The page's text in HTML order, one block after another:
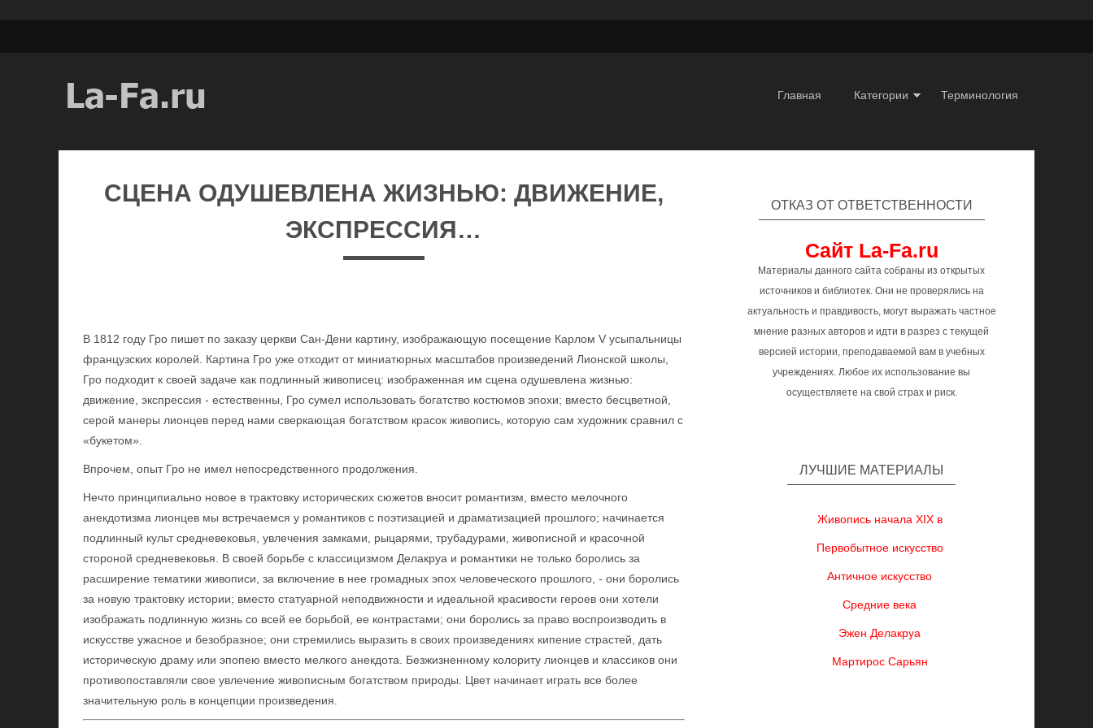
Главная Категории Терминология
СЦЕНА ОДУШЕВЛЕНА ЖИЗНЬЮ: ДВИЖЕНИЕ,
ЭКСПРЕССИЯ…
В 1812 году Гро пишет по заказу церкви Сан-Дени картину, изображающую посещение Карлом V усыпальницы
французских королей. Картина Гро уже отходит от миниатюрных масштабов произведений Лионской школы,
Гро подходит к своей задаче как подлинный живописец: изображенная им сцена одушевлена жизнью:
движение, экспрессия - естественны, Гро сумел использовать богатство костюмов эпохи; вместо бесцветной,
серой манеры лионцев перед нами сверкающая богатством красок живопись, которую сам художник сравнил с
«букетом».
Впрочем, опыт Гро не имел непосредственного продолжения.
Нечто принципиально новое в трактовку исторических сюжетов вносит романтизм, вместо мелочного
анекдотизма лионцев мы встречаемся у романтиков с поэтизацией и драматизацией прошлого; начинается
подлинный культ средневековья, увлечения замками, рыцарями, трубадурами, живописной и красочной
стороной средневековья. В своей борьбе с классицизмом Делакруа и романтики не только боролись за
расширение тематики живописи, за включение в нее громадных эпох человеческого прошлого, - они боролись
за новую трактовку истории; вместо статуарной неподвижности и идеальной красивости героев они хотели
изображать подлинную жизнь со всей ее борьбой, ее контрастами; они боролись за право воспроизводить в
искусстве ужасное и безобразное; они стремились выразить в своих произведениях кипение страстей, дать
историческую драму или эпопею вместо мелкого анекдота. Безжизненному колориту лионцев и классиков они
противопоставляли свое увлечение живописным богатством природы. Цвет начинает играть все более
значительную роль в концепции произведения.
ОТКАЗ ОТ ОТВЕТСТВЕННОСТИ
Сайт La-Fa.ru
Материалы данного сайта собраны из открытых
источников и библиотек. Они не проверялись на
актуальность и правдивость, могут выражать частное
мнение разных авторов и идти в разрез с текущей
версией истории, преподаваемой вам в учебных
учреждениях. Любое их использование вы
осуществляете на свой страх и риск.
ЛУЧШИЕ МАТЕРИАЛЫ
Живопись начала XIX в
Первобытное искусство
Античное искусство
Средние века
Эжен Делакруа
Мартирос Сарьян